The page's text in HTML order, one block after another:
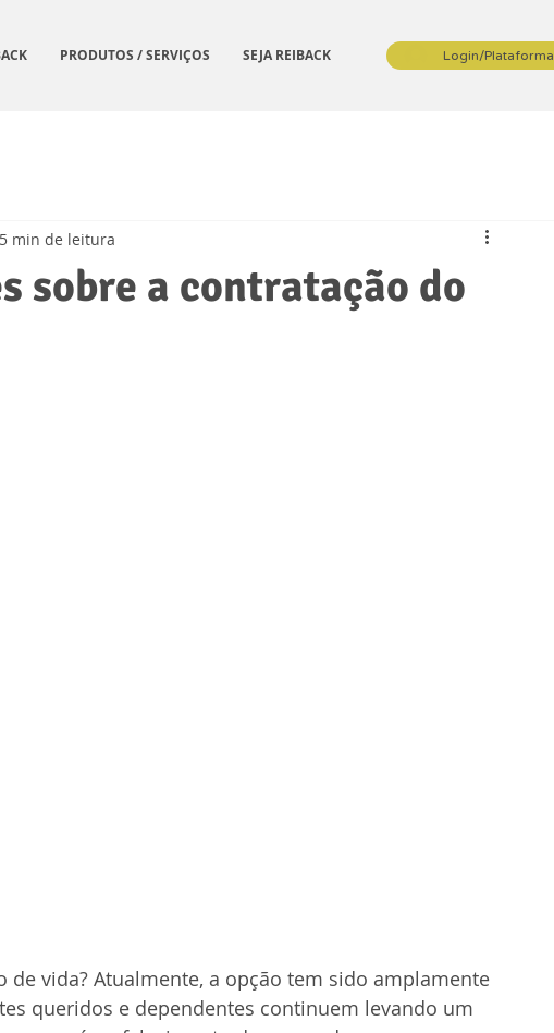
PRODUTOS / SERVIÇOS SEJA REIBACK Login/Plataforma
sobre a contratação do
5 min de leitura
de vida? Atualmente, a opção tem sido amplamente
queridos e dependentes continuem levando um